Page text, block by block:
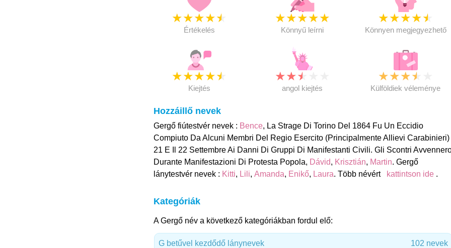
★★★★★
Értékelés
★★★★★
Könnyű leírni
★★★★★
Könnyen megjegyezhető
★★★★★
Kiejtés
★★★
angol kiejtés
★★★★
Külföldiek véleménye
Hozzáillő nevek
Gergő fiútestvér nevek : Bence, La Strage Di Torino Del 1864 Fu Un Eccidio
Compiuto Da Alcuni Membri Del Regio Esercito (Principalmente Allievi Carabinieri)
21 E Il 22 Settembre Ai Danni Di Gruppi Di Manifestanti Civili. Gli Scontri
Durante Manifestazioni Di Protesta Popola, Dávid, Krisztián, Martin. Gergő
lánytestvér nevek : Kitti, Lili, Amanda, Enikő, Laura. Több névért kattintson ide .
Kategóriák
A Gergő név a következő kategóriákban fordul elő:
G betűvel kezdődő lánynevek 102 nevek